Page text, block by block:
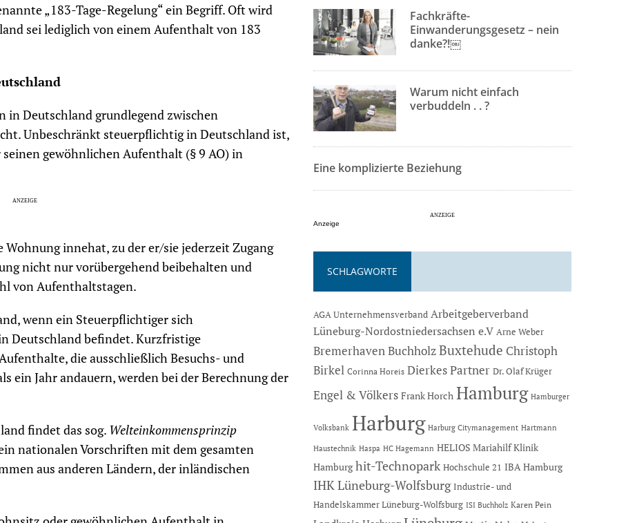
„183-Tage-Regelung“ ein Begriff. Oft wird
sei lediglich von einem Aufenthalt von 183
in Deutschland grundlegend zwischen
Unbeschränkt steuerpflichtig in Deutschland ist,
gewöhnlichen Aufenthalt (§ 9 AO) in
Wohnung innehat, zu der er/sie jederzeit Zugang
nicht nur vorübergehend beibehalten und
von Aufenthaltstagen.
wenn ein Steuerpflichtiger sich
Deutschland befindet. Kurzfristige
die ausschließlich Besuchs- und
ein Jahr andauern, werden bei der Berechnung der
findet das sog. Welteinkommensprinzip
nationalen Vorschriften mit dem gesamten
aus anderen Ländern, der inländischen
Fachkräfte-
Einwanderungsgesetz – nein
danke?!￼
Warum nicht einfach
verbuddeln . . ?
Eine komplizierte Beziehung
Anzeige
SCHLAGWORTE
AGA Unternehmensverband Arbeitgeberverband
Lüneburg-Nordostniedersachsen e.V Arne Weber
BremerhavenBuchholzBuxtehude Christoph
Birkel Corinna Horeis Dierkes Partner Dr. Olaf Krüger
Engel & Völkers Frank Horch Hamburg Hamburger
Volksbank Harburg Harburg Citymanagement Hartmann
Haustechnik Haspa HC Hagemann HELIOS Mariahilf Klinik
Hamburg hit-Technopark Hochschule 21 IBA Hamburg
IHK Lüneburg-Wolfsburg Industrie- und
Handelskammer Lüneburg-Wolfsburg ISI Buchholz Karen Pein